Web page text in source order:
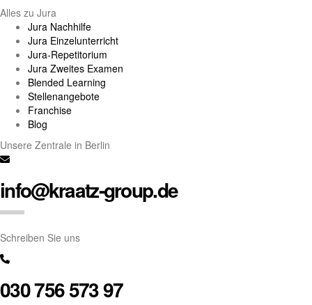
Alles zu Jura
Jura Nachhilfe
Jura Einzelunterricht
Jura-Repetitorium
Jura Zweites Examen
Blended Learning
Stellenangebote
Franchise
Blog
Unsere Zentrale in Berlin
info@kraatz-group.de
Schreiben Sie uns
030 756 573 97